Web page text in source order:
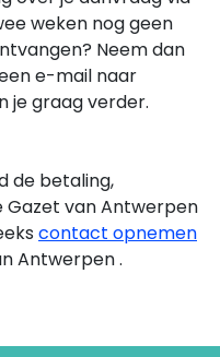
weken nog geen
Neem dan
e-mail naar
je graag verder.
de betaling,
Gazet van Antwerpen
contact opnemen
Antwerpen .